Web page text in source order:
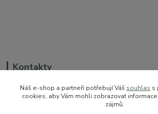
Kontakty
Náš e-shop a partneři potřebují Váš souhlas s
cookies, aby Vám mohli zobrazovat
zájmů.